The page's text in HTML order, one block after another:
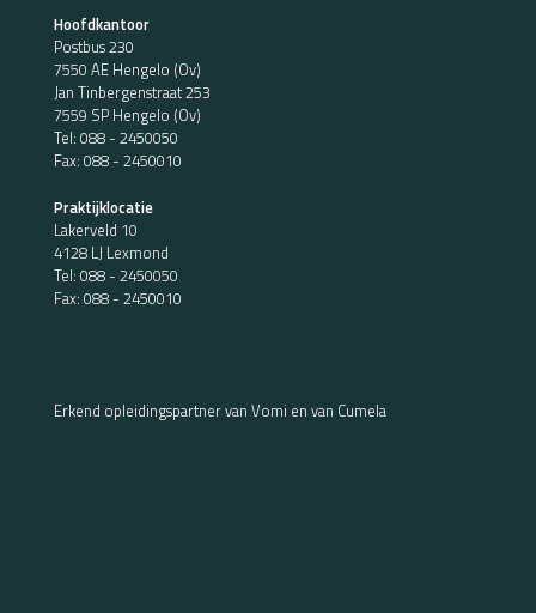
Hoofdkantoor
Postbus 230
7550 AE Hengelo (Ov)
Jan Tinbergenstraat 253
7559 SP Hengelo (Ov)
Tel: 088 - 2450050
Fax: 088 - 2450010
Praktijklocatie
Lakerveld 10
4128 LJ Lexmond
Tel: 088 - 2450050
Fax: 088 - 2450010
Erkend opleidingspartner van Vomi en van Cumela